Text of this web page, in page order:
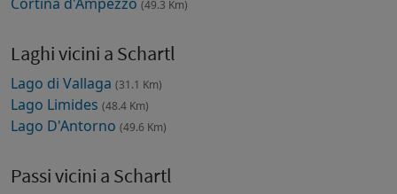
(49.3 Km)
Laghi vicini a Schartl
Lago di Vallaga (31.1 Km)
Lago Limides (48.4 Km)
Lago D'Antorno (49.6 Km)
Passi vicini a Schartl